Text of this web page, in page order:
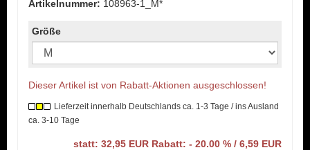
Artikelnummer: 108963-1_M*
Größe
Dieser Artikel ist von Rabatt-Aktionen ausgeschlossen!
Lieferzeit innerhalb Deutschlands ca. 1-3 Tage / ins Ausland
ca. 3-10 Tage
statt: 32,95 EUR Rabatt: - 20.00 % / 6,59 EUR